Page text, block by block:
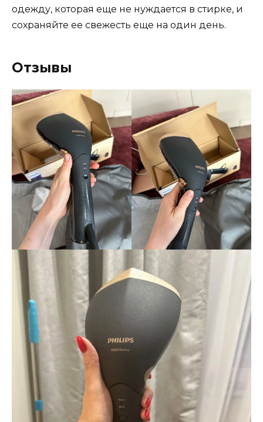
одежду, которая еще не нуждается в стирке, и
сохраняйте ее свежесть еще на один день.
Отзывы